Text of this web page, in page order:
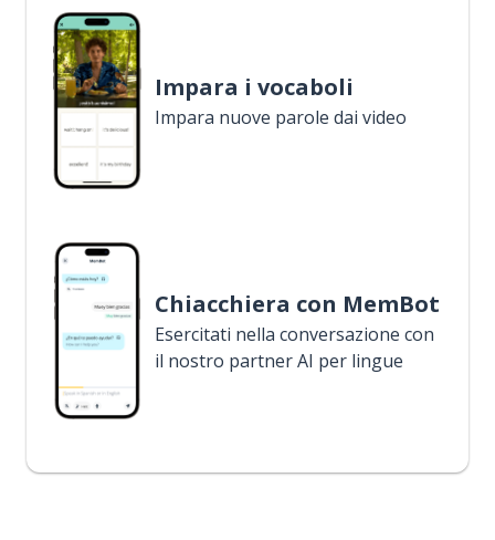
Impara i vocaboli
Impara nuove parole dai video
Chiacchiera con MemBot
Esercitati nella conversazione con
il nostro partner AI per lingue